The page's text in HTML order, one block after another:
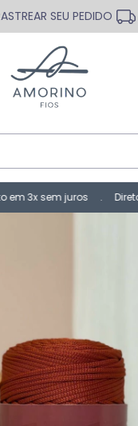
SEU PEDIDO
em 3x sem juros . Direto